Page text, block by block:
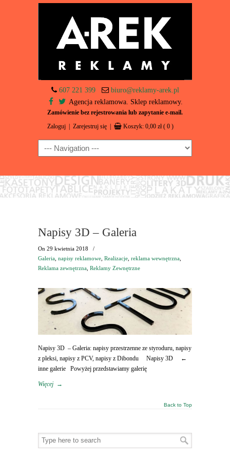
607 221 399
biuro@reklamy-arek.pl
Agencja reklamowa. Sklep reklamowy.
Zamówienie bez rejestrowania lub zapytanie e-mail.
Zaloguj Zarejestruj się Koszyk: 0,00 zł ( 0 )
Navigation
Napisy 3D – Galeria
On 29 kwietnia 2018
/
Galeria napisy reklamowe Realizacje reklama wewnętrzna
Reklama zewnętrzna Reklamy Zewnętrzne
Napisy 3D – Galeria: napisy przestrzenne ze styroduru, napisy
z pleksi, napisy z PCV, napisy z Dibondu Napisy 3D ←
inne galerie Powyżej przedstawiamy galerię
Więcej →
Back to Top